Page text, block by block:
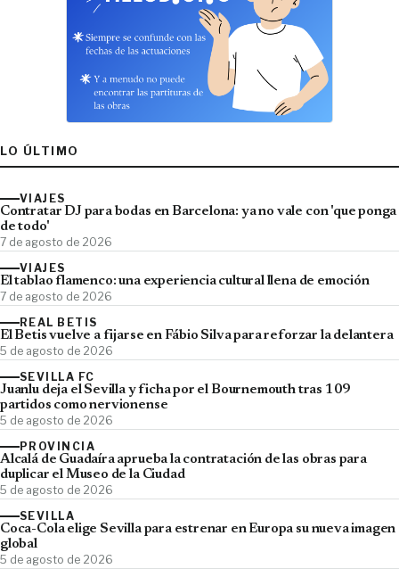
LO ÚLTIMO
VIAJES
Contratar DJ para bodas en Barcelona: ya no vale con 'que ponga
de todo'
7 de agosto de 2026
VIAJES
El tablao flamenco: una experiencia cultural llena de emoción
7 de agosto de 2026
REAL BETIS
El Betis vuelve a fijarse en Fábio Silva para reforzar la delantera
5 de agosto de 2026
SEVILLA FC
Juanlu deja el Sevilla y ficha por el Bournemouth tras 109
partidos como nervionense
5 de agosto de 2026
PROVINCIA
Alcalá de Guadaíra aprueba la contratación de las obras para
duplicar el Museo de la Ciudad
5 de agosto de 2026
SEVILLA
Coca-Cola elige Sevilla para estrenar en Europa su nueva imagen
global
5 de agosto de 2026